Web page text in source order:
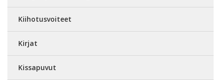
Kiihotusvoiteet
Kirjat
Kissapuvut